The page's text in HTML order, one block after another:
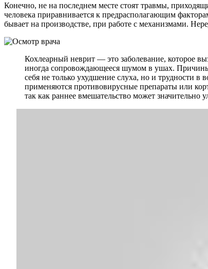
Конечно, не на последнем месте стоят травмы,
человека приравнивается к предрасполагающим
бывает на производстве, при работе с механизмами.
Кохлеарный неврит — это заболевание, которое
иногда сопровождающееся шумом в ушах.
себя не только ухудшение слуха, но и трудности
применяются противовирусные препараты или
так как раннее вмешательство может значительно